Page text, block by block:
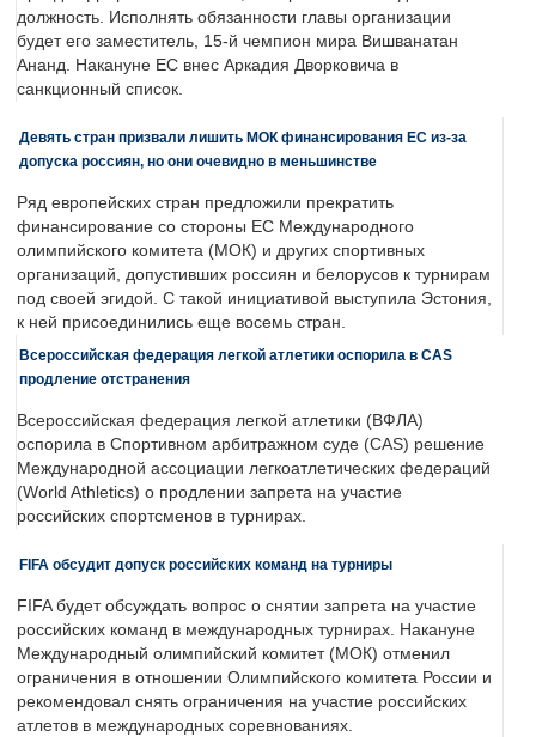
должность. Исполнять обязанности главы организации
будет его заместитель, 15-й чемпион мира Вишванатан
Ананд. Накануне ЕС внес Аркадия Дворковича в
санкционный список.
Девять стран призвали лишить МОК финансирования ЕС из-за
допуска россиян, но они очевидно в меньшинстве
Ряд европейских стран предложили прекратить
финансирование со стороны ЕС Международного
олимпийского комитета (МОК) и других спортивных
организаций, допустивших россиян и белорусов к турнирам
под своей эгидой. С такой инициативой выступила Эстония,
к ней присоединились еще восемь стран.
Всероссийская федерация легкой атлетики оспорила в CAS
продление отстранения
Всероссийская федерация легкой атлетики (ВФЛА)
оспорила в Спортивном арбитражном суде (CAS) решение
Международной ассоциации легкоатлетических федераций
(World Athletics) о продлении запрета на участие
российских спортсменов в турнирах.
FIFA обсудит допуск российских команд на турниры
FIFA будет обсуждать вопрос о снятии запрета на участие
российских команд в международных турнирах. Накануне
Международный олимпийский комитет (МОК) отменил
ограничения в отношении Олимпийского комитета России и
рекомендовал снять ограничения на участие российских
атлетов в международных соревнованиях.